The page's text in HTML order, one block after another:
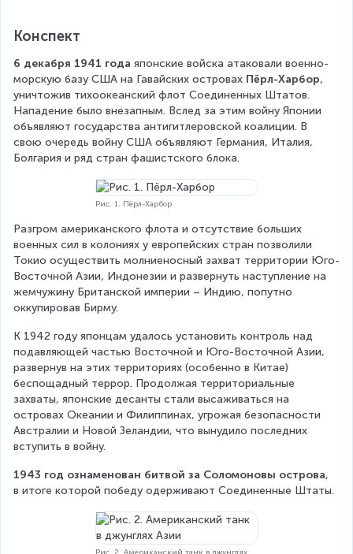
Конспект
6 декабря 1941 года японские войска атаковали военно-
морскую базу США на Гавайских островах Пёрл-Харбор,
уничтожив тихоокеанский флот Соединенных Штатов.
Нападение было внезапным. Вслед за этим войну Японии
объявляют государства антигитлеровской коалиции. В
свою очередь войну США объявляют Германия, Италия,
Болгария и ряд стран фашистского блока.
Рис. 1. Пёрл-Харбор
Разгром американского флота и отсутствие больших
военных сил в колониях у европейских стран позволили
Токио осуществить молниеносный захват территории Юго-
Восточной Азии, Индонезии и развернуть наступление на
жемчужину Британской империи – Индию, попутно
оккупировав Бирму.
К 1942 году японцам удалось установить контроль над
подавляющей частью Восточной и Юго-Восточной Азии,
развернув на этих территориях (особенно в Китае)
беспощадный террор. Продолжая территориальные
захваты, японские десанты стали высаживаться на
островах Океании и Филиппинах, угрожая безопасности
Австралии и Новой Зеландии, что вынудило последних
вступить в войну.
1943 год ознаменован битвой за Соломоновы острова,
в итоге которой победу одерживают Соединенные Штаты.